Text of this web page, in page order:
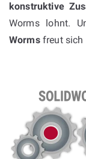
konstruktive
Worms lohnt.
Wormsfreut sich